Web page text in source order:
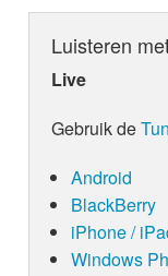
Luisteren
Live
Gebruik de
Android
BlackBerry
iPhone /
Windows